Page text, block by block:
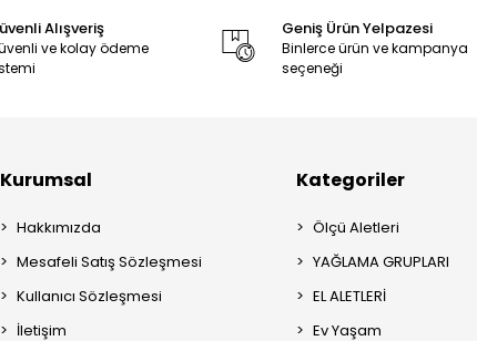
Alışveriş
ve kolay ödeme
Geniş Ürün Yelpazesi
Binlerce ürün ve kampanya
seçeneği
Kurumsal
Hakkımızda
Mesafeli Satış Sözleşmesi
Kullanıcı Sözleşmesi
İletişim
Kategoriler
Ölçü Aletleri
YAĞLAMA GRUPLARI
EL ALETLERİ
Ev Yaşam